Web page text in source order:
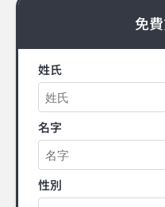
免
姓氏
名字
性別